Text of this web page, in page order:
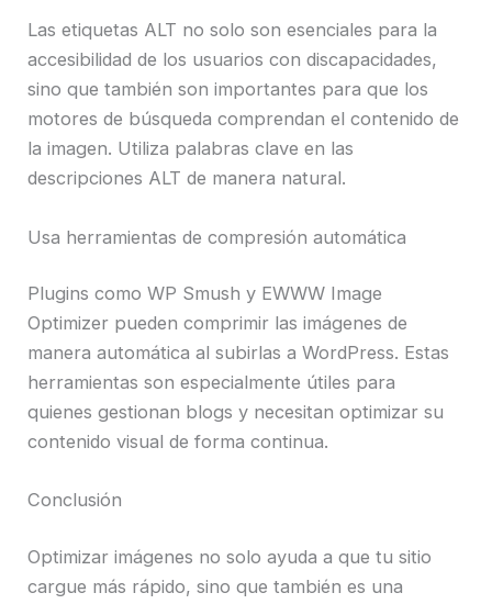
Las etiquetas ALT no solo son esenciales para la
accesibilidad de los usuarios con discapacidades,
sino que también son importantes para que los
motores de búsqueda comprendan el contenido de
la imagen. Utiliza palabras clave en las
descripciones ALT de manera natural.
Usa herramientas de compresión automática
Plugins como WP Smush y EWWW Image
Optimizer pueden comprimir las imágenes de
manera automática al subirlas a WordPress. Estas
herramientas son especialmente útiles para
quienes gestionan blogs y necesitan optimizar su
contenido visual de forma continua.
Conclusión
Optimizar imágenes no solo ayuda a que tu sitio
cargue más rápido, sino que también es una